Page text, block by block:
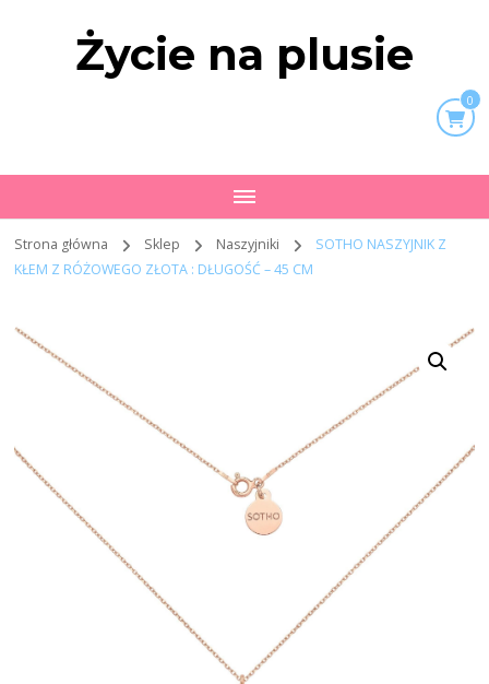
Życie na plusie
0
Strona główna Sklep Naszyjniki
SOTHO NASZYJNIK Z
KŁEM Z RÓŻOWEGO ZŁOTA : DŁUGOŚĆ – 45 CM